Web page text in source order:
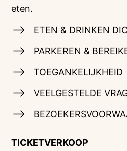
eten.
ETEN & DRINKEN
PARKEREN &
TOEGANKELIJKHEID
VEELGESTELDE
TICKETVERKOOP